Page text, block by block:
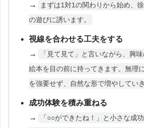
→
まずは1対1の関わりから始め、
の遊びに誘います。
視線を合わせる工夫をする
→
「見て見て」と言いながら、興
絵本を目の前に持ってきます。無理
を強要せず、自然な形で増やしてい
成功体験を積み重ねる
→
「○○ができたね！」と小さな成